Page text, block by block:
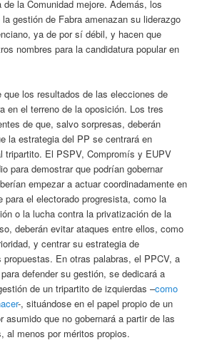
la Comunidad mejore. Además, los
gestión de Fabra amenazan su liderazgo
ya de por sí débil, y hacen que
nombres para la candidatura popular en
que los resultados de las elecciones de
en el terreno de la oposición. Los tres
de que, salvo sorpresas, deberán
la estrategia del PP se centrará en
tripartito. El PSPV, Compromís y EUPV
para demostrar que podrían gobernar
empezar a actuar coordinadamente en
para el electorado progresista, como la
o la lucha contra la privatización de la
deberán evitar ataques entre ellos, como
y centrar su estrategia de
propuestas. En otras palabras, el PPCV, a
defender su gestión, se dedicará a
de un tripartito de izquierdas –como
-, situándose en el papel propio de un
asumido que no gobernará a partir de las
al menos por méritos propios.